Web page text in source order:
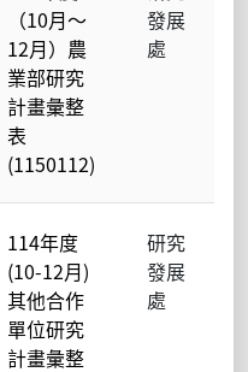
（10月～
12月）農
業部研究
計畫彙整
表
(1150112)
發展
處
114年度
(10-12月)
其他合作
單位研究
計畫彙整
研究
發展
處